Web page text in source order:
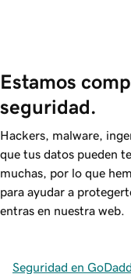
Estamos
seguridad.
Hackers, malware,
que tus datos pueden
muchas, por lo que
para ayudar a
entras en nuestra web.
Seguridad en